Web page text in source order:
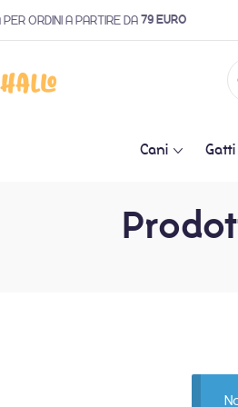
ORDINI A PARTIRE DA79 EURO
Cani Gatti